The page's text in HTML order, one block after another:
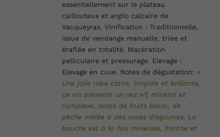
essentiellement sur le plateau
caillouteux et argilo calcaire de
Vacqueyras.Vinification : Traditionnelle,
issue de vendange manuelle, triée et
éraflée en totalité. Macération
pelliculaire et pressurage. Elevage :
Elevage en cuve. Notes de dégustation: «
Une jolie robe claire, limpide et brillante,
ce vin présente un nez vif, minéral et
complexe, notes de fruits blanc, de
pêche mêlée à des notes d'agrumes. La
bouche est à la fois minérale, fraiche et